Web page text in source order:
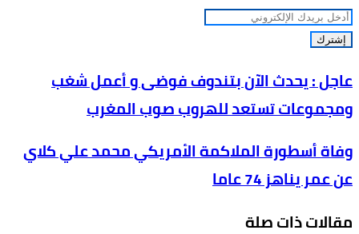
أدخل
بريدك
عاجل
يحدث
الآن
بتندوف
فوضى
عاجل : يحدث الآن بتندوف فوضى و أعمل شغب
ومجموعات تستعد للهروب صوب المغرب
وفاة
أسطورة
الملاكمة
الأمريكي
وفاة أسطورة الملاكمة الأمريكي محمد علي كلاي
عن عمر يناهز 74 عاما
مقالات ذات صلة